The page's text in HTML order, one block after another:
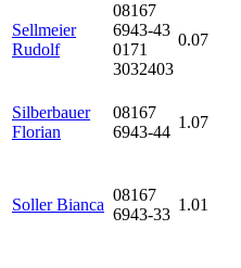
Sellmeier
Rudolf
08167
6943-43
0171
3032403
0.07
Silberbauer
Florian
08167
6943-44
1.07
Soller Bianca
08167
6943-33
1.01